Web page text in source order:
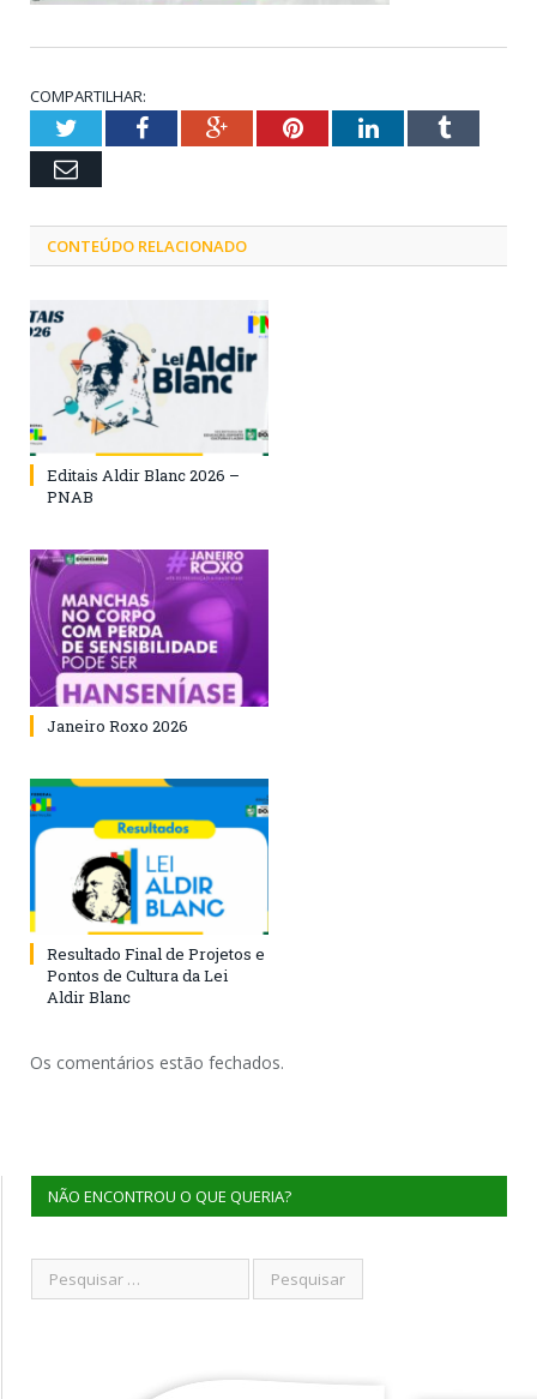
COMPARTILHAR:
TwitterFacebookGoogle+PinterestLinkedInTumblr
Email
CONTEÚDO RELACIONADO
Editais Aldir Blanc 2026 –
PNAB
Janeiro Roxo 2026
Resultado Final de Projetos e
Pontos de Cultura da Lei
Aldir Blanc
Os comentários estão fechados.
NÃO ENCONTROU O QUE QUERIA?